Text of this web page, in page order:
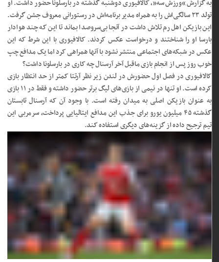
به گزارش “ورزش سه”، کالافیوری دوشنبه گذشته در بارسلونا حضور داشت. او
تولد ۲۳ سالگی‌اش را به همراه مدیر برنامه‌اش در رستورانی معروف جشن گرفت.
این بازیکن اهل رم تلاش داشت در آنجا بی‌سروصدا بماند تا این که چند هوادار
بارسا او را شناختند و درخواست عکس کردند. کالافیوری با این شرط که این
عکس در شبکه‌های اجتماعی منتشر نشود با آنها همراهی کرد اما یک مدافع چپ
خوب روز پس از انجام بازی ماقبل آخر آرسنال چه کاری در بارسلونا داشت؟
کالافیوری در فصل اول حضورش در لندن زیر نظر آرتتا کمتر از حد انتظار بازی
کرده است. او تنها در نیمی از بازی‌های لیگ برتر حضور داشته و فقط در ۱۱ بازی
به‌ عنوان بازیکن اصلی به میدان رفته است. با وجود آن که آرسنال تابستان
گذشته ۴۵ میلیون یورو برای جذب این مدافع ایتالیایی پرداخت، سرمربی این
تیم ترجیح داده از گزینه‌های دیگری استفاده کند.